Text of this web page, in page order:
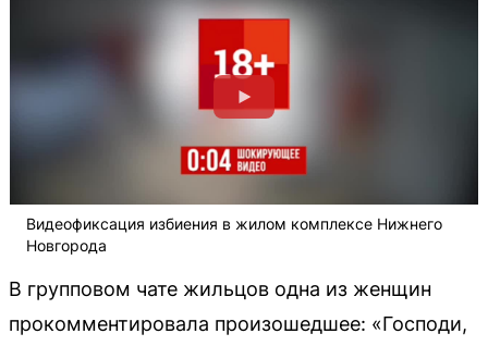
Видеофиксация избиения в жилом комплексе Нижнего
Новгорода
В групповом чате жильцов одна из женщин
прокомментировала произошедшее: «Господи,